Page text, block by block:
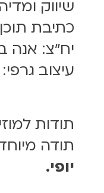
שיווק
כתיבת
יח״צ: אנה
עיצוב
תודות
תודה
יופי.